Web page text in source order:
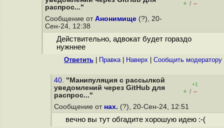
распрос..."
+ / –
Сообщение от Анонимище (?), 20-
Сен-24, 12:38
Действительно, адвокат будет гораздо
нужннее
Ответить Правка| Наверх Cообщить модератору
40. "Манипуляция с рассылкой
уведомлений через GitHub для
распрос..."
+1
+ / –
Сообщение от нах. (?), 20-Сен-24, 12:51
вечно вы тут обгадите хорошую идею :-(